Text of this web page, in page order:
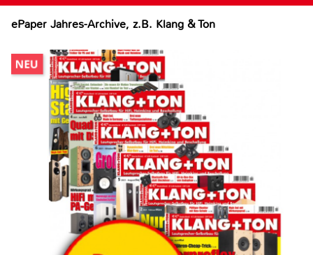
ePaper Jahres-Archive, z.B. Klang & Ton